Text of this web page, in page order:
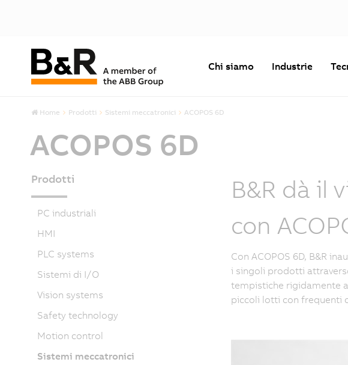
Chi siamo Industrie
Home Prodotti Sistemi meccatronici ACOPOS 6D
ACOPOS 6D
B&R dà il
con
Con ACOPOS 6D, B&R
i singoli prodotti
tempistiche rigidamente
piccoli lotti con frequenti
Prodotti
PC industriali
HMI
PLC systems
Sistemi di I/O
Vision systems
Safety technology
Motion control
Sistemi meccatronici